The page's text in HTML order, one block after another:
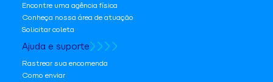
Encontre uma agência física
Conheça nossa área de atuação
Solicitar coleta
Ajuda e suporte
Rastrear sua encomenda
Como enviar